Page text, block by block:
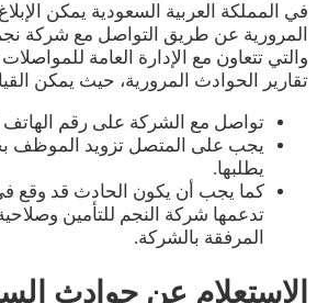
في المملكة العربية السعودية يمكن
المرورية عن طريق التواصل مع شركة
والتي تتعاون مع الإدارة العامة
تقارير الحوادث المرورية، حيث يمكن
تواصل مع الشركة على رقم الهاتف التالي:
يجب على المتصل تزويد الموظف
يطلبها.
كما يجب أن يكون الحادث قد وقع
تدعمها شركة النجم للتأمين
المرفقة بالشركة.
الاستعلام عن حوادث